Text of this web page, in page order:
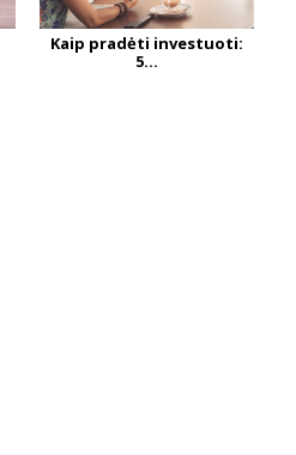
Kaip pradėti investuoti:
5...